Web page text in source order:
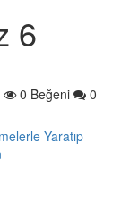
6
0 Beğeni
0